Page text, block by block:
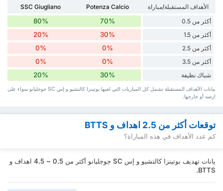
الأهداف المستقبلة/مباراة Potenza Calcio
SSC Giugliano
أكثر من 0.5
70%
80%
أكثر من 1.5 30%
20%
أكثر من 2.5 0%
0%
أكثر من 3.5 0%
0%
شباك نظيفة 30%
20%
بيانات الأهداف المستقبلة تشمل كل المباريات التي لعبها بوتينزا كالتشيو و إس SC جوجليانو سواء ‏على
ارضه أو خارجها.
توقعات أكثر من 2.5 اهداف و BTTS
كم عدد الأهداف في هذه المباراة؟
يانات تهديف بوتينزا كالتشيو و إس SC جوجليانو أكثر من 0.5 ~ 4.5 اهداف و
BTTS.